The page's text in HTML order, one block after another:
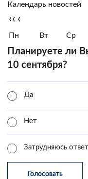
Календарь новостей
‹‹ ‹
Пн Вт Ср
Планируете ли
10 сентября?
Да
Нет
Затрудняюсь